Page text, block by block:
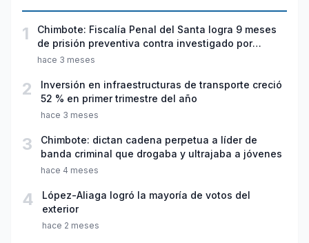
1
Chimbote: Fiscalía Penal del Santa logra 9 meses
de prisión preventiva contra investigado por
violación sexual y tentativa de feminicidio
hace 3 meses
2
Inversión en infraestructuras de transporte creció
52 % en primer trimestre del año
hace 3 meses
3
Chimbote: dictan cadena perpetua a líder de
banda criminal que drogaba y ultrajaba a jóvenes
hace 4 meses
4
López-Aliaga logró la mayoría de votos del
exterior
hace 2 meses